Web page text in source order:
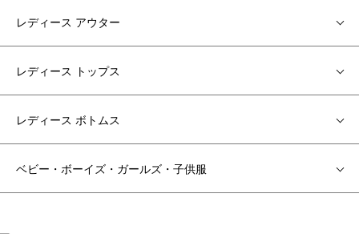
レディース アウター
レディース トップス
レディース ボトムス
ベビー・ボーイズ・ガールズ・子供服